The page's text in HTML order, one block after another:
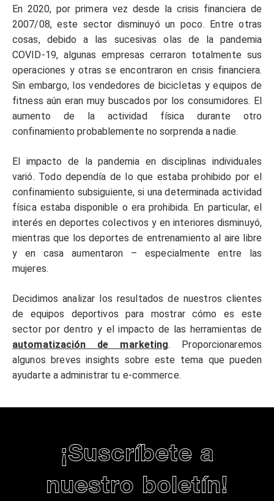
En 2020, por primera vez desde la crisis financiera de
2007/08, este sector disminuyó un poco. Entre otras
cosas, debido a las sucesivas olas de la pandemia
COVID-19, algunas empresas cerraron totalmente sus
operaciones y otras se encontraron en crisis financiera.
Sin embargo, los vendedores de bicicletas y equipos de
fitness aún eran muy buscados por los consumidores. El
aumento de la actividad física durante otro
confinamiento probablemente no sorprenda a nadie.
El impacto de la pandemia en disciplinas individuales
varió. Todo dependía de lo que estaba prohibido por el
confinamiento subsiguiente, si una determinada actividad
física estaba disponible o era prohibida. En particular, el
interés en deportes colectivos y en interiores disminuyó,
mientras que los deportes de entrenamiento al aire libre
y en casa aumentaron – especialmente entre las
mujeres.
Decidimos analizar los resultados de nuestros clientes
de equipos deportivos para mostrar cómo es este
sector por dentro y el impacto de las herramientas de
automatización de marketing. Proporcionaremos
algunos breves insights sobre este tema que pueden
ayudarte a administrar tu e-commerce.
¡Suscríbete a
nuestro boletín!